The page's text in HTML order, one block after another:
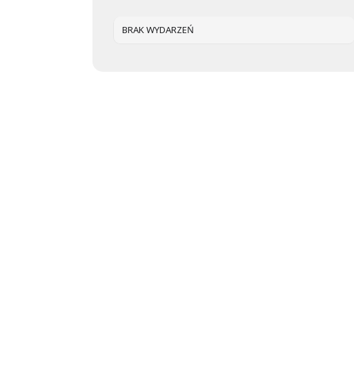
BRAK WYDARZEŃ